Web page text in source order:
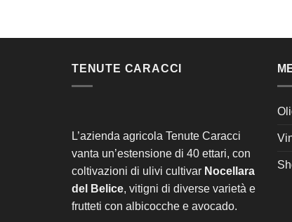
TENUTE CARACCI
L’azienda agricola Tenute Caracci
vanta un’estensione di 40 ettari, con
coltivazioni di ulivi cultivar Nocellara
del Belice, vitigni di diverse varietà e
frutteti con albicocche e avocado.